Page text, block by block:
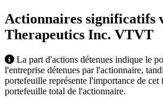
Actionnaires significatifs
Therapeutics Inc. VTVT
La part d'actions détenues indique le
l'entreprise détenues par l'actionnaire,
portefeuille représente l'importance de cet
portefeuille total de l'actionnaire.